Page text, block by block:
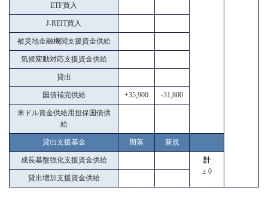
ETF買入
J-REIT買入
被災地金融機関支援資金供給
気候変動対応支援資金供給
貸出
国債補完供給 +35,900 -31,800
米ドル資金供給用担保国債供
給
貸出支援基金 期落 新規
成長基盤強化支援資金供給
計
± 0
貸出増加支援資金供給